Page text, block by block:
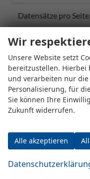
Datensätze pro Seite:
Seiten:
Wir
Unsere Website setzt
bereitzustellen. Hierbei
und verarbeiten nur
Personalisierung, für
Sie können Ihre
Zukunft widerrufen.
Alle akzeptieren